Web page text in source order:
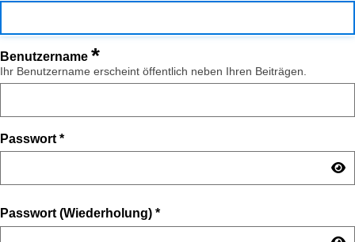
Benutzername *
Ihr Benutzername erscheint öffentlich neben Ihren Beiträgen.
Passwort *
Passwort (Wiederholung) *